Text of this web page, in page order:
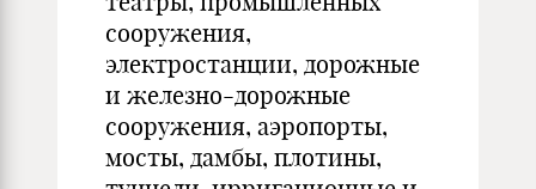
сооружения,
электростанции, дорожные
и железно-дорожные
сооружения, аэропорты,
мосты, дамбы, плотины,